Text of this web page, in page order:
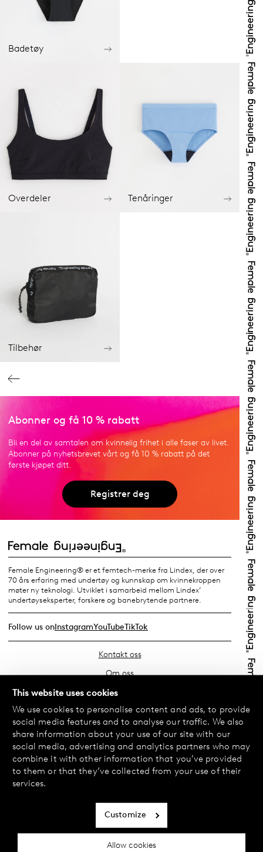
This website uses cookies
We use cookies to personalise content and ads, to provide
social media features and to analyse our traffic. We also
share information about your use of our site with our
social media, advertising and analytics partners who may
combine it with other information that you’ve provided
to them or that they’ve collected from your use of their
services.
Allow cookies
Customize
Badetøy
Overdeler Tenåringer
Tilbehør
Abonner og få 10 % rabatt
Bli en del av samtalen om kvinnelig frihet i alle faser av livet.
Abonner på nyhetsbrevet vårt og få 10 % rabatt på det
første kjøpet ditt.
Registrer deg
Female Engineering® er et femtech-merke fra Lindex, der over
70 års erfaring med undertøy og kunnskap om kvinnekroppen
møter ny teknologi. Utviklet i samarbeid mellom Lindex’
undertøyseksperter, forskere og banebrytende partnere.
Follow us onInstagramYouTubeTikTok
Kontakt oss
Om oss
Finn din butikk
Vanlige spørsmål
Vilkår
Personvernerklæring
Bytte og retur
Informasjonskapsler
Cookie-innstillinger